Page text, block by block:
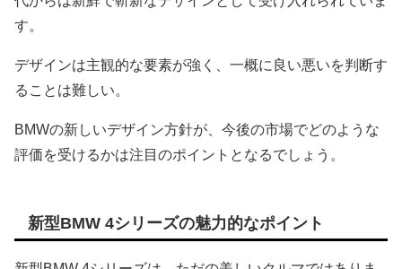
す。
デザインは主観的な要素が強く、一概に良い悪いを判断す
ることは難しい。
BMWの新しいデザイン方針が、今後の市場でどのような
評価を受けるかは注目のポイントとなるでしょう。
新型BMW 4シリーズの魅力的なポイント